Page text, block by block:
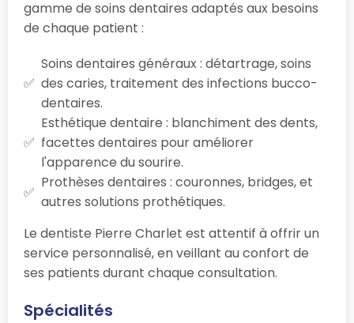
gamme de soins dentaires adaptés aux besoins
de chaque patient :
Soins dentaires généraux : détartrage, soins
des caries, traitement des infections bucco-
dentaires.
Esthétique dentaire : blanchiment des dents,
facettes dentaires pour améliorer
l'apparence du sourire.
Prothèses dentaires : couronnes, bridges, et
autres solutions prothétiques.
Le dentiste Pierre Charlet est attentif à offrir un
service personnalisé, en veillant au confort de
ses patients durant chaque consultation.
Spécialités